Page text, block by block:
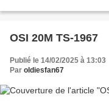
OSI 20M TS-1967
Publié le 14/02/2025 à 13:03
Par oldiesfan67